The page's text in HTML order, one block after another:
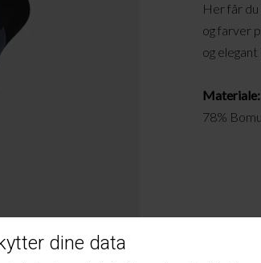
Her får
og farver
og elegant
Materiale:
78%